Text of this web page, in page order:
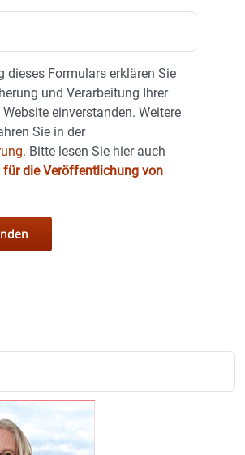
dieses Formulars erklären Sie
und Verarbeitung Ihrer
einverstanden. Weitere
Sie in der
Bitte lesen Sie hier auch
für die Veröffentlichung von